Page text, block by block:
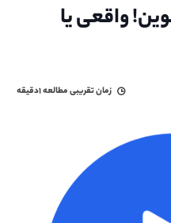
واقعی یا
زمان تقریبی مطالعه۱دقیقه